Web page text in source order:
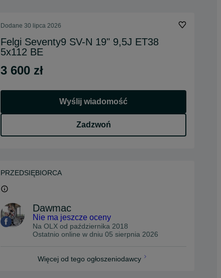
Dodane 30 lipca 2026
Felgi Seventy9 SV-N 19" 9,5J ET38
5x112 BE
3 600 zł
Wyślij wiadomość
Zadzwoń
PRZEDSIĘBIORCA
Dawmac
Nie ma jeszcze oceny
Na OLX od października 2018
Ostatnio online w dniu 05 sierpnia 2026
Więcej od tego ogłoszeniodawcy